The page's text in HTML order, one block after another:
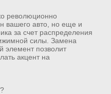
революционно
вашего авто, но еще и
за счет распределения
силы. Замена
элемент позволит
акцент на